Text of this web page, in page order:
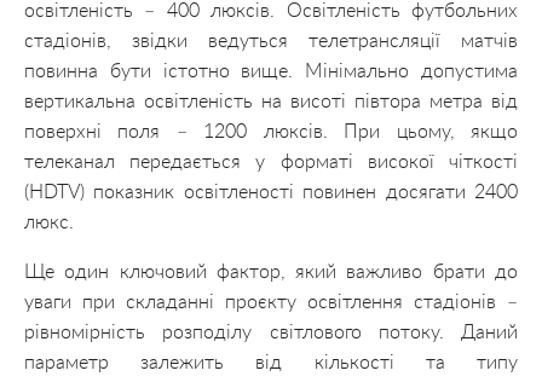
освітленість – 400 люксів. Освітленість футбольних
стадіонів, звідки ведуться телетрансляції матчів
повинна бути істотно вище. Мінімально допустима
вертикальна освітленість на висоті півтора метра від
поверхні поля – 1200 люксів. При цьому, якщо
телеканал передається у форматі високої чіткості
(HDTV) показник освітленості повинен досягати 2400
люкс.
Ще один ключовий фактор, який важливо брати до
уваги при складанні проєкту освітлення стадіонів –
рівномірність розподілу світлового потоку. Даний
параметр залежить від кількості та типу